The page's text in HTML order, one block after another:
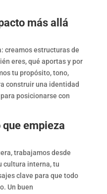
más allá
creamos estructuras de
eres, qué aportas y por
tu propósito, tono,
construir una identidad
posicionarse con
empieza
trabajamos desde
cultura interna, tu
clave para que todo
Un buen